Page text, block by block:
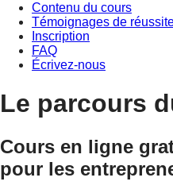
Contenu du cours
Témoignages de
Inscription
FAQ
Écrivez-nous
Le parcours
Cours en ligne
pour les